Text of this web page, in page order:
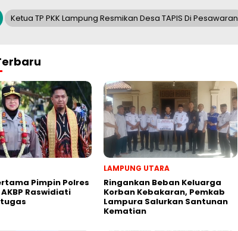
Ketua TP PKK Lampung Resmikan Desa TAPIS Di Pesawaran
Pimpin Polres
Raswidiati
LAMPUNG UTARA
Ringankan Beban Keluarga
Korban Kebakaran, Pemkab
Lampura Salurkan Santunan
Kematian